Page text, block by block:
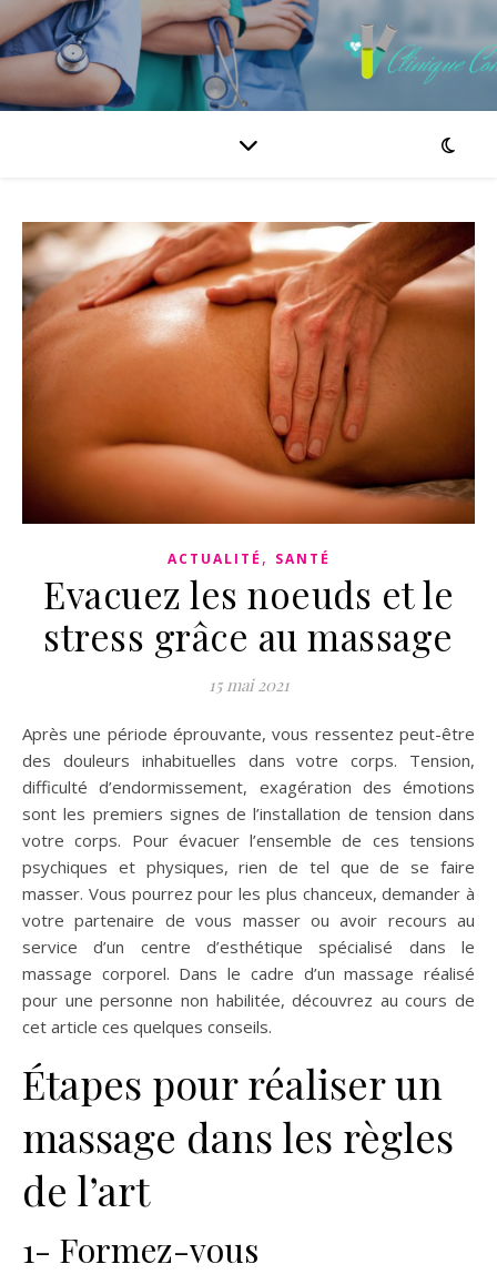
ACTUALITÉ , SANTÉ
Evacuez les noeuds et le
stress grâce au massage
15 mai 2021
Après une période éprouvante, vous ressentez peut-être
des douleurs inhabituelles dans votre corps. Tension,
difficulté d’endormissement, exagération des émotions
sont les premiers signes de l’installation de tension dans
votre corps. Pour évacuer l’ensemble de ces tensions
psychiques et physiques, rien de tel que de se faire
masser. Vous pourrez pour les plus chanceux, demander à
votre partenaire de vous masser ou avoir recours au
service d’un centre d’esthétique spécialisé dans le
massage corporel. Dans le cadre d’un massage réalisé
pour une personne non habilitée, découvrez au cours de
cet article ces quelques conseils.
Étapes pour réaliser un
massage dans les règles
de l’art
1- Formez-vous